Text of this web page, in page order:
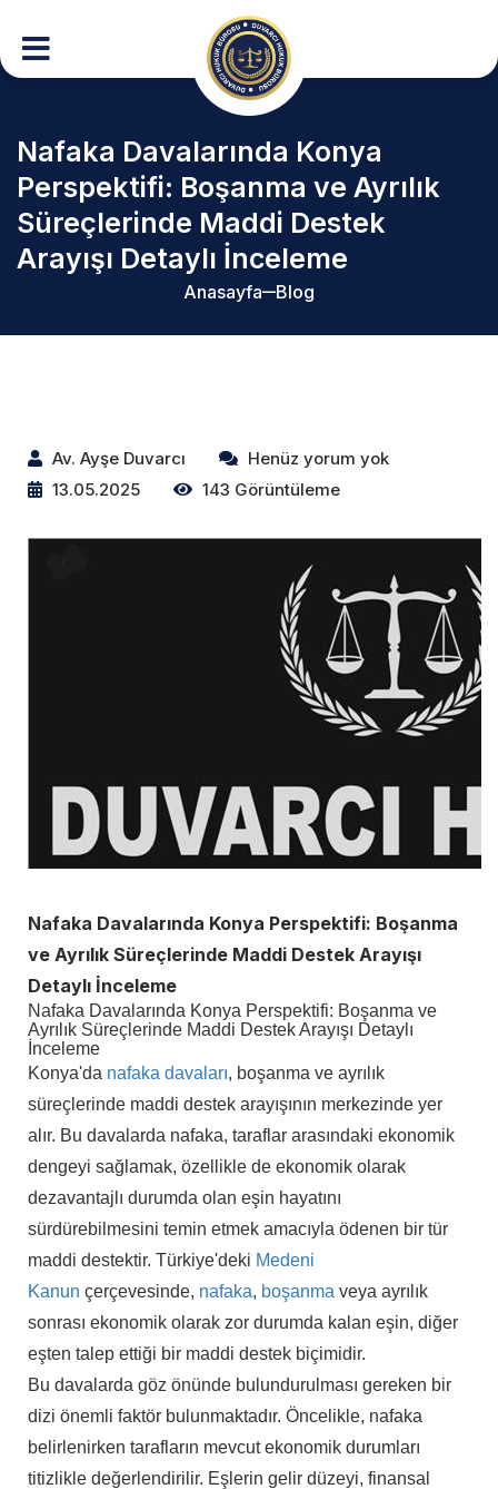
Nafaka Davalarında Konya
Perspektifi: Boşanma ve Ayrılık
Süreçlerinde Maddi Destek
Arayışı Detaylı İnceleme
Anasayfa Blog
Av. Ayşe Duvarcı
Henüz yorum yok
13.05.2025
143 Görüntüleme
Nafaka Davalarında Konya Perspektifi: Boşanma
ve Ayrılık Süreçlerinde Maddi Destek Arayışı
Detaylı İnceleme
Nafaka Davalarında Konya Perspektifi: Boşanma ve
Ayrılık Süreçlerinde Maddi Destek Arayışı Detaylı
İnceleme
Konya'da nafaka davaları, boşanma ve ayrılık
süreçlerinde maddi destek arayışının merkezinde yer
alır. Bu davalarda nafaka, taraflar arasındaki ekonomik
dengeyi sağlamak, özellikle de ekonomik olarak
dezavantajlı durumda olan eşin hayatını
sürdürebilmesini temin etmek amacıyla ödenen bir tür
maddi destektir. Türkiye'deki Medeni
Kanun çerçevesinde, nafaka, boşanma veya ayrılık
sonrası ekonomik olarak zor durumda kalan eşin, diğer
eşten talep ettiği bir maddi destek biçimidir.
Bu davalarda göz önünde bulundurulması gereken bir
dizi önemli faktör bulunmaktadır. Öncelikle, nafaka
belirlenirken tarafların mevcut ekonomik durumları
titizlikle değerlendirilir. Eşlerin gelir düzeyi, finansal